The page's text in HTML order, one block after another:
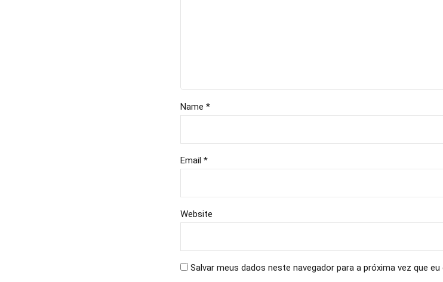
Name *
Email *
Website
Salvar meus dados neste navegador para a próxima vez que eu